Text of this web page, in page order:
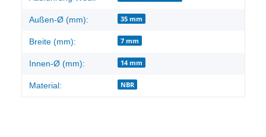
Außen-Ø (mm): 35 mm
Breite (mm): 7 mm
Innen-Ø (mm): 14 mm
Material: NBR